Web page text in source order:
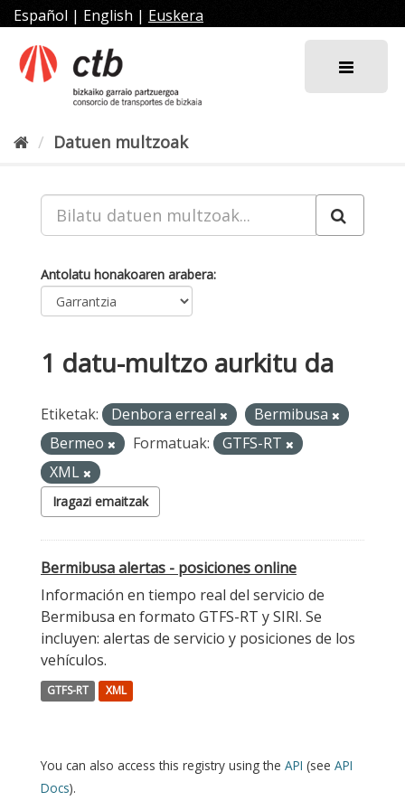
Joan
edukira
Español | English | Euskera
Datuen multzoak
Antolatu honakoaren arabera
1 datu-multzo aurkitu da
Etiketak: Denbora erreal
Bermibusa
Bermeo
Formatuak:
GTFS-RT
XML
Iragazi emaitzak
Bermibusa alertas - posiciones online
Información en tiempo real del servicio de
Bermibusa en formato GTFS-RT y SIRI. Se
incluyen: alertas de servicio y posiciones de los
vehículos.
GTFS-RT XML
You can also access this registry using the API (see API
Docs).